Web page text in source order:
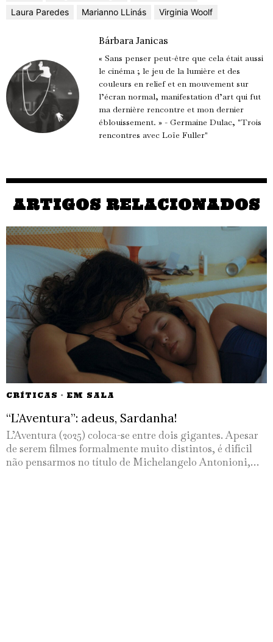
Laura Paredes
Marianno LLinás Virginia Woolf
Bárbara Janicas
« Sans penser peut-être que cela était aussi
le cinéma ; le jeu de la lumière et des
couleurs en relief et en mouvement sur
l’écran normal, manifestation d’art qui fut
ma dernière rencontre et mon dernier
éblouissement. » - Germaine Dulac, "Trois
rencontres avec Loïe Fuller"
ARTIGOS RELACIONADOS
CRÍTICAS · EM SALA
“L’Aventura”: adeus, Sardanha!
L’Aventura (2025) coloca-se entre dois gigantes. Apesar
de serem filmes formalmente muito distintos, é difícil
não pensarmos no título de Michelangelo Antonioni,…